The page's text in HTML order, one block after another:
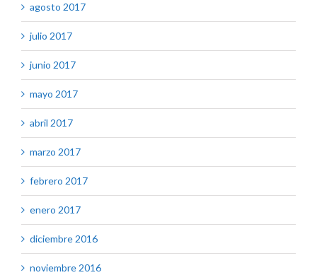
agosto 2017
julio 2017
junio 2017
mayo 2017
abril 2017
marzo 2017
febrero 2017
enero 2017
diciembre 2016
noviembre 2016